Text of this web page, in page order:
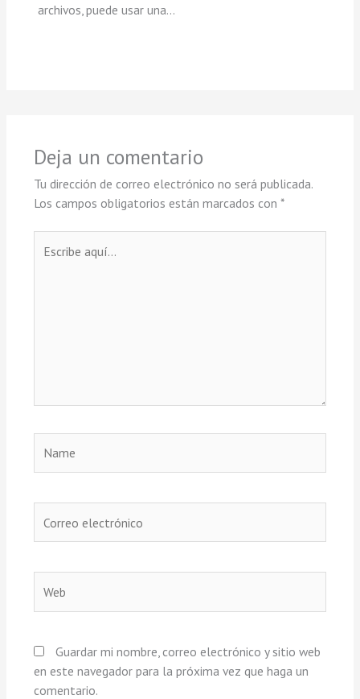
archivos, puede usar una…
Deja un comentario
Tu dirección de correo electrónico no será publicada.
Los campos obligatorios están marcados con *
aquí...
electrónico
Guardar mi nombre, correo electrónico y sitio web
en este navegador para la próxima vez que haga un
comentario.